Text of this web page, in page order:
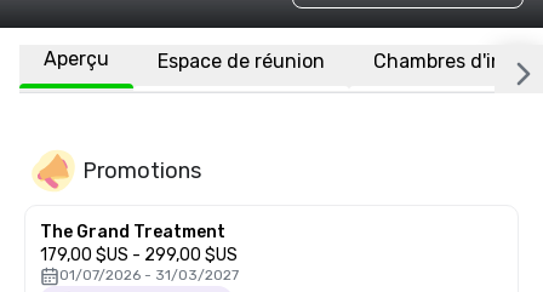
Aperçu Espace de réunion Chambres
Promotions
The Grand Treatment
179,00 $US - 299,00 $US
01/07/2026 - 31/03/2027